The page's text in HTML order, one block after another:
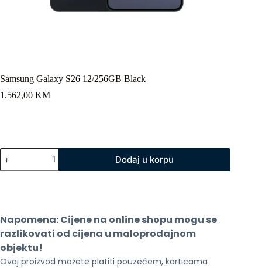
Samsung Galaxy S26 12/256GB Black
1.562,00 KM
Samsung
Galaxy
S26
Dodaj u korpu
Napomena: Cijene na online shopu mogu se
razlikovati od cijena u maloprodajnom
objektu!
Ovaj proizvod možete platiti pouzećem, karticama